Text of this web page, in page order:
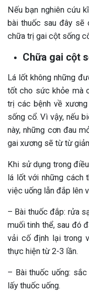
Nếu bạn nghiên cứu
bài thuốc sau đây sẽ
chữa trị gai cột sống
Chữa gai cột
Lá lốt không những
tốt cho sức khỏe mà
trị các bệnh về
sống cổ. Vì vậy, nếu
này, những cơn đau
gai xương sẽ từ từ
Khi sử dụng trong
lá lốt với những cách
việc uống lẫn đắp lên
– Bài thuốc đắp: rửa
muối tinh thể, sau đó
vải cố định lại trong
thực hiện từ 2-3 lần.
– Bài thuốc uống:
lấy thuốc uống.